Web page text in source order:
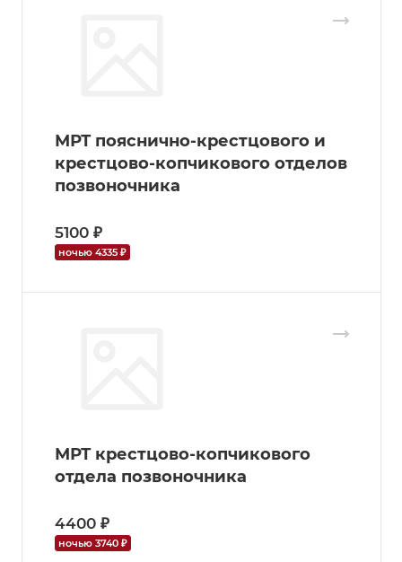
МРТ пояснично-крестцового и
крестцово-копчикового отделов
позвоночника
5100 ₽
ночью 4335 ₽
МРТ крестцово-копчикового
отдела позвоночника
4400 ₽
ночью 3740 ₽